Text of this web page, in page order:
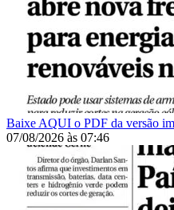
Baixe AQUI o PDF da versão
07/08/2026 às 07:46